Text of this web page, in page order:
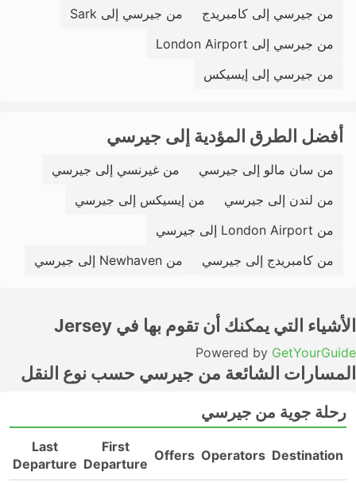
من جيرسي إلى كامبريدج
من جيرسي إلى Sark
من جيرسي إلى London Airport
من جيرسي إلى إيسيكس
أفضل الطرق المؤدية إلى جيرسي
من سان مالو إلى جيرسي
من غيرنسي إلى جيرسي
من لندن إلى جيرسي
من إيسيكس إلى جيرسي
من London Airport إلى جيرسي
من كامبريدج إلى جيرسي
من Newhaven إلى جيرسي
الأشياء التي يمكنك أن تقوم بها في Jersey
Powered by GetYourGuide
المسارات الشائعة من جيرسي حسب نوع النقل
رحلة جوية من جيرسي
Destination
Operators
Offers
First
Departure
Last
Departure